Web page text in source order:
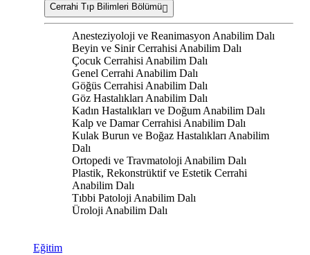
Cerrahi Tıp Bilimleri Bölümü
Anesteziyoloji ve Reanimasyon Anabilim Dalı
Beyin ve Sinir Cerrahisi Anabilim Dalı
Çocuk Cerrahisi Anabilim Dalı
Genel Cerrahi Anabilim Dalı
Göğüs Cerrahisi Anabilim Dalı
Göz Hastalıkları Anabilim Dalı
Kadın Hastalıkları ve Doğum Anabilim Dalı
Kalp ve Damar Cerrahisi Anabilim Dalı
Kulak Burun ve Boğaz Hastalıkları Anabilim
Dalı
Ortopedi ve Travmatoloji Anabilim Dalı
Plastik, Rekonstrüktif ve Estetik Cerrahi
Anabilim Dalı
Tıbbi Patoloji Anabilim Dalı
Üroloji Anabilim Dalı
Eğitim